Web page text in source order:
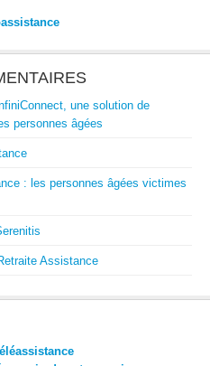
une solution de
personnes âgées
: les personnes âgées victimes
Assistance